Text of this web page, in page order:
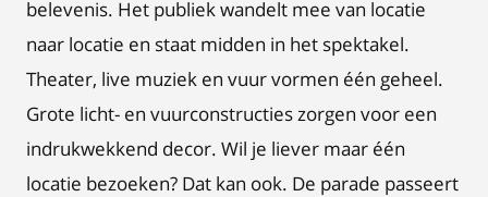
belevenis. Het publiek wandelt mee van locatie
naar locatie en staat midden in het spektakel.
Theater, live muziek en vuur vormen één geheel.
Grote licht- en vuurconstructies zorgen voor een
indrukwekkend decor. Wil je liever maar één
locatie bezoeken? Dat kan ook. De parade passeert